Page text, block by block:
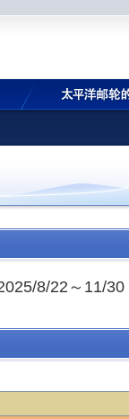
8/22～11/30